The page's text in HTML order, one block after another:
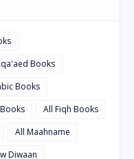
Books
Books
All Fiqh Books
All Maahname
Diwaan